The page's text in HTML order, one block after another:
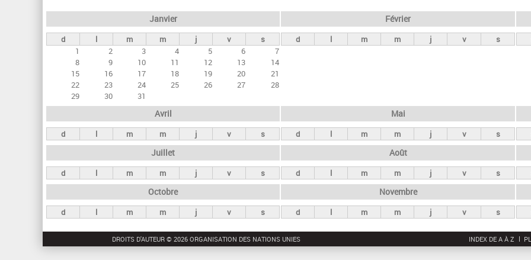
e
t
s
n
c
i
p
a
x
Janvier
d l m m j v
s
1
2 3 4 5 6
7
8
9 10 11 12 13
14
15
16 17 18 19 20
21
22
23 24 25 26 27
28
29
30 31
Février
d l m m j v s
Avril
d l m m j v s
Mai
d l m m j v s
Juillet
d l m m j v s
Août
d l m m j v s
Octobre
d l m m j v s
Novembre
d l m m j v s
DROITS D'AUTEUR © 2026 ORGANISATION DES NATIONS UNIES INDEX DE A À Z